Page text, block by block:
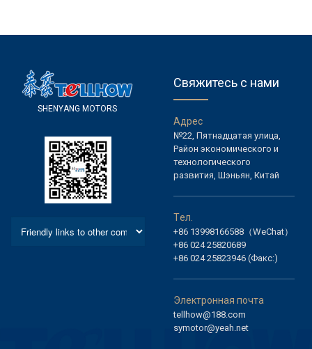
SH ENYANG MOTO RS
Свяжитесь с нами
Адрес
№22, Пятнадцатая улица,
Район экономического и
технологического
развития, Шэньян, Китай
Тел
+86 13998166588（WeChat）
+86 024 25820689
+86 024 25823946 (Факс:)
Электронная почта
tellhow@188.com
symotor@yeah.net